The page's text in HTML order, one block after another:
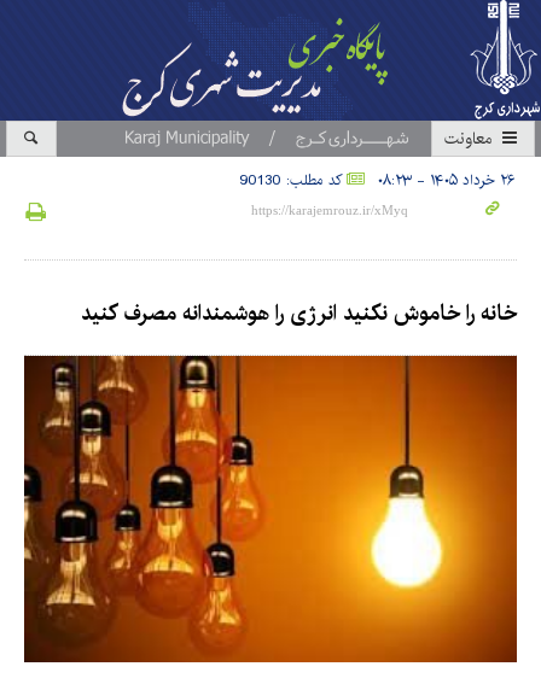
معاونت
۲۶ خرداد ۱۴۰۵ - ۰۸:۲۳ کد مطلب: 90130
خانه را خاموش نکنید انرژی را هوشمندانه مصرف کنید